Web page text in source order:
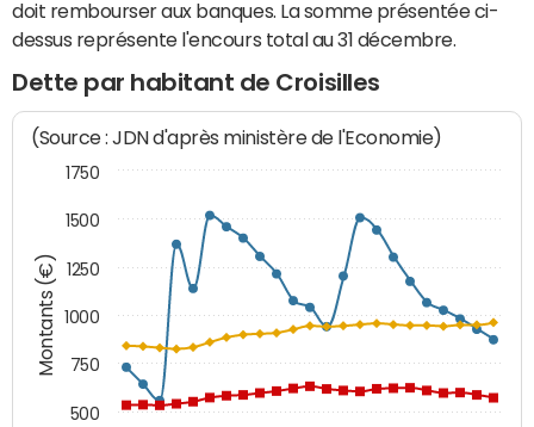
doit rembourser aux banques. La somme présentée ci-
dessus représente l'encours total au 31 décembre.
Dette par habitant de Croisilles
Montants (€)
(Source : JDN d'après ministère de l'Economie)
500
750
1000
1250
1500
1750